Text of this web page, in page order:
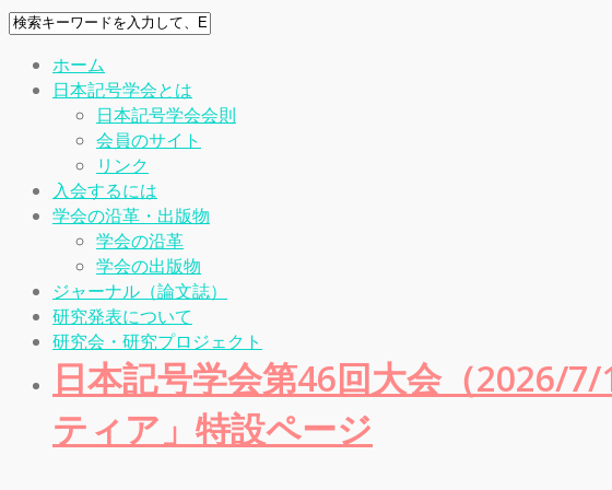
ホーム
日本記号学会とは
日本記号学会会則
会員のサイト
リンク
入会するには
学会の沿革・出版物
学会の沿革
学会の出版物
ジャーナル（論文誌）
研究発表について
研究会・研究プロジェクト
日本記号学会第46回大会（2026/
ティア」特設ページ